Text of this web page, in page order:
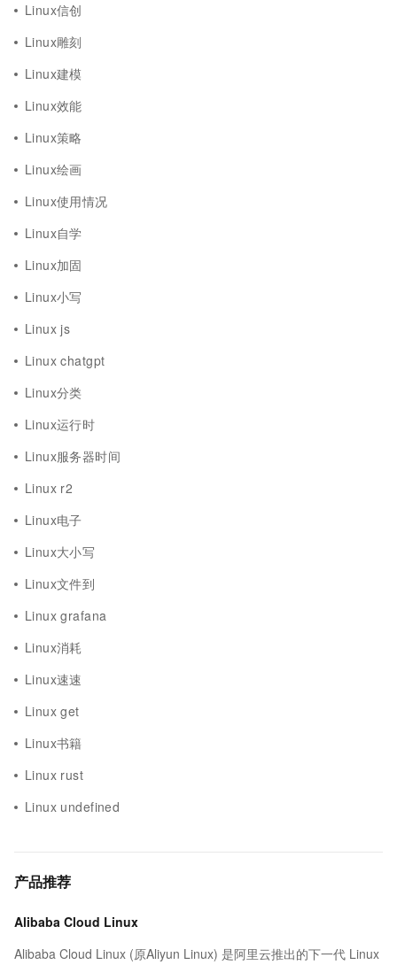
Linux信创
Linux雕刻
Linux建模
Linux效能
Linux策略
Linux绘画
Linux使用情况
Linux自学
Linux加固
Linux小写
Linux js
Linux chatgpt
Linux分类
Linux运行时
Linux服务器时间
Linux r2
Linux电子
Linux大小写
Linux文件到
Linux grafana
Linux消耗
Linux速速
Linux get
Linux书籍
Linux rust
Linux undefined
产品推荐
Alibaba Cloud Linux
Alibaba Cloud Linux (原Aliyun Linux) 是阿里云推出的下一代 Linux